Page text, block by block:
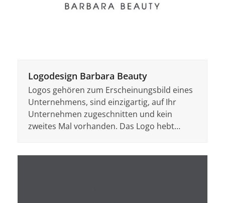
Logodesign Barbara Beauty
Logos gehören zum Erscheinungsbild eines
Unternehmens, sind einzigartig, auf Ihr
Unternehmen zugeschnitten und kein
zweites Mal vorhanden. Das Logo hebt…